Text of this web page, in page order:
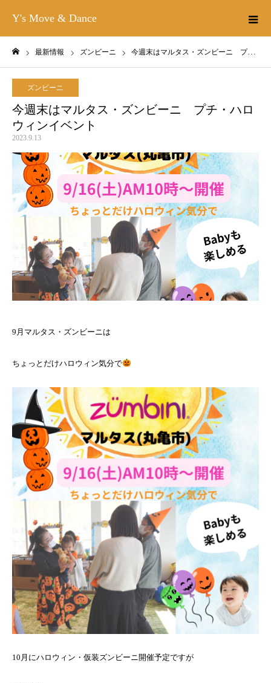
Y's Move & Dance
最新情報 ズンビーニ 今週末はマルタス・ズンビーニ プチ・ハロウィンイベント
ズンビーニ
今週末はマルタス・ズンビーニ プチ・ハロ
ウィンイベント
2023.9.13
9月マルタス・ズンビーニは
ちょっとだけハロウィン気分で
10月にハロウィン・仮装ズンビーニ開催予定ですが